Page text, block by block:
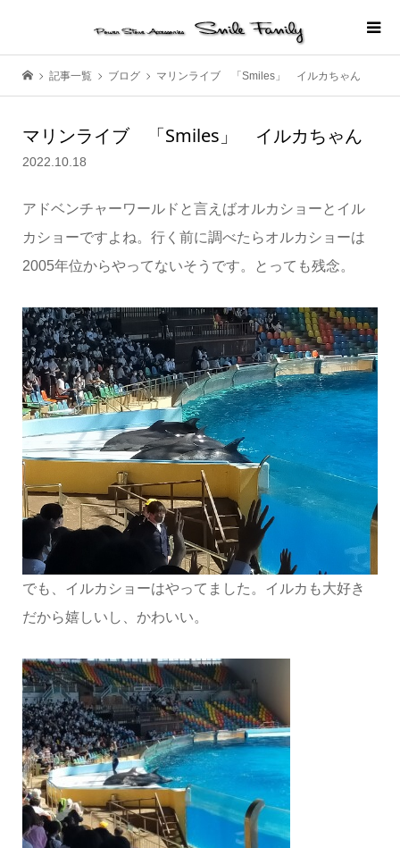
記事一覧 ブログ マリンライブ 「Smiles」 イルカちゃん
マリンライブ 「Smiles」 イルカちゃん
2022.10.18
アドベンチャーワールドと言えばオルカショーとイル
カショーですよね。行く前に調べたらオルカショーは
2005年位からやってないそうです。とっても残念。
でも、イルカショーはやってました。イルカも大好き
だから嬉しいし、かわいい。